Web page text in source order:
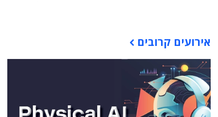
אירועים קרובים